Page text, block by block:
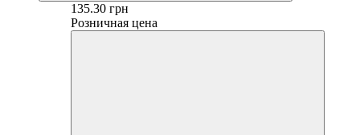
135.30 грн
Розничная цена